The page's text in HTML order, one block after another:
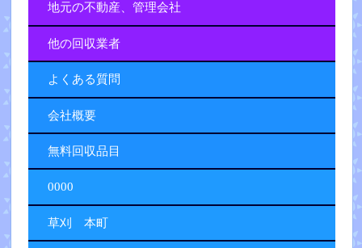
地元の不動産、管理会社
他の回収業者
よくある質問
会社概要
無料回収品目
0000
草刈 本町